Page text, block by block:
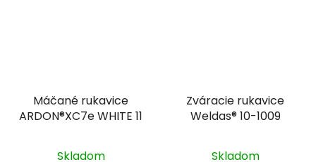
Máčané rukavice
ARDON®XC7e WHITE 11
Skladom
Zváracie rukavice
Weldas® 10-1009
Skladom